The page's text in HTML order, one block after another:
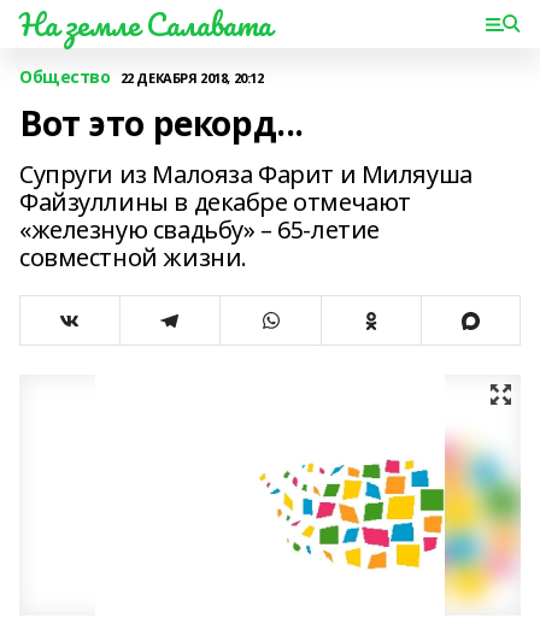
На земле Салавата
Общество 22 ДЕКАБРЯ 2018, 20:12
Вот это рекорд...
Супруги из Малояза Фарит и Миляуша
Файзуллины в декабре отмечают
«железную свадьбу» – 65-летие
совместной жизни.